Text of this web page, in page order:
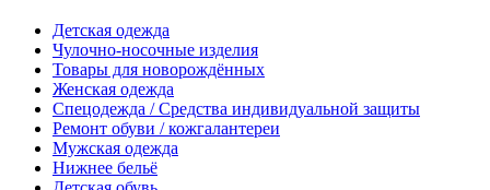
Детская одежда
Чулочно-носочные изделия
Товары для новорождённых
Женская одежда
Спецодежда / Средства индивидуальной защиты
Ремонт обуви / кожгалантереи
Мужская одежда
Нижнее бельё